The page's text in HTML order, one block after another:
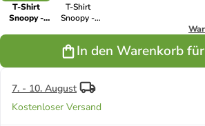
T-Shirt
Snoopy -
T-Shirt
Snoopy -
In den Warenkorb für
7. - 10. August
Kostenloser Versand